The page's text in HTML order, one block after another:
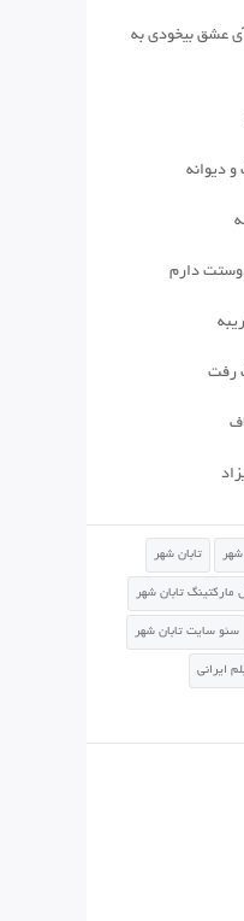
عشق بیخودی به
دیوانه
دارم
رفت
تابان شهر
تابان شهر
سئو سایت تابان شهر
ایرانی